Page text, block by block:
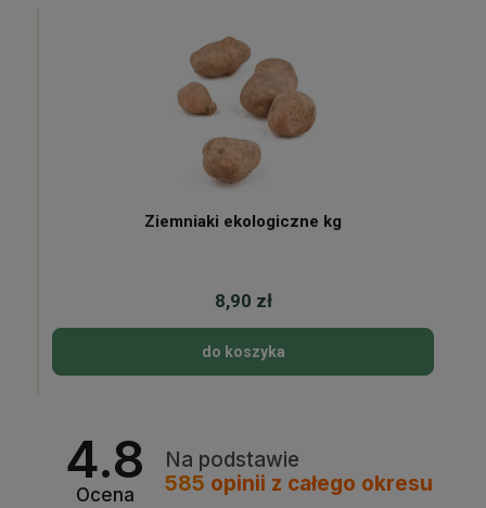
Ziemniaki ekologiczne kg
8,90 zł
do koszyka
4.8
Ocena
Na podstawie
585 opinii z całego okresu